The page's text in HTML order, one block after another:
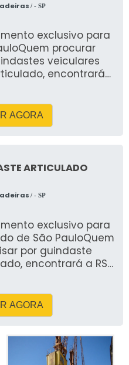
/ - SP
exclusivo para
procurar
veiculares
encontrará
AGORA
ARTICULADO
/ - SP
exclusivo para
de São PauloQuem
por guindaste
encontrará a RS
AGORA